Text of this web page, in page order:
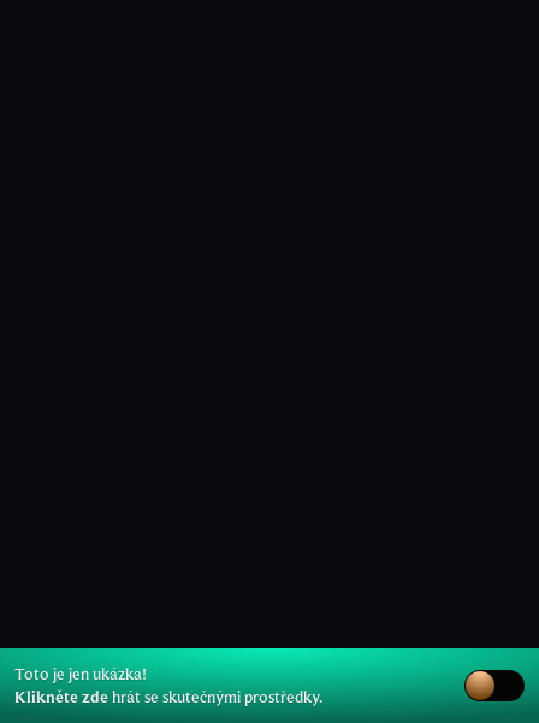
Toto je jen ukázka!
Klikněte zdehrát se skutečnými prostředky.